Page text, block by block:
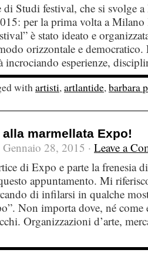
Studi festival, che si svolge
per la prima volta a Milano
è stato ideato e
orizzontale e democratico.
incrociando esperienze,
withartisti,artlantide,barbara
marmellata Expo!
28, 2015 · Leave a
di Expo e parte la frenesia
appuntamento. Mi
di infilarsi in qualche
Non importa dove, né come
Organizzazioni d’arte,